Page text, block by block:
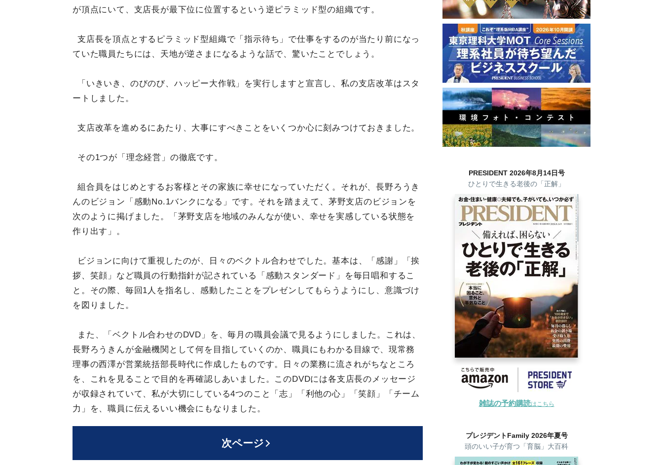
が頂点にいて、支店長が最下位に位置するという逆ピラミッド型の組織です。
支店長を頂点とするピラミッド型組織で「指示待ち」で仕事をするのが当たり前になっ
ていた職員たちには、天地が逆さまになるような話で、驚いたことでしょう。
「いきいき、のびのび、ハッピー大作戦」を実行しますと宣言し、私の支店改革はスタ
ートしました。
支店改革を進めるにあたり、大事にすべきことをいくつか心に刻みつけておきました。
その1つが「理念経営」の徹底です。
組合員をはじめとするお客様とその家族に幸せになっていただく。それが、長野ろうき
んのビジョン「感動No.1バンクになる」です。それを踏まえて、茅野支店のビジョンを
次のように掲げました。「茅野支店を地域のみんなが使い、幸せを実感している状態を
作り出す」。
ビジョンに向けて重視したのが、日々のベクトル合わせでした。基本は、「感謝」「挨
拶、笑顔」など職員の行動指針が記されている「感動スタンダード」を毎日唱和するこ
と。その際、毎回1人を指名し、感動したことをプレゼンしてもらうようにし、意識づけ
を図りました。
また、「ベクトル合わせのDVD」を、毎月の職員会議で見るようにしました。これは、
長野ろうきんが金融機関として何を目指していくのか、職員にもわかる目線で、現常務
理事の西澤が営業統括部長時代に作成したものです。日々の業務に流されがちなところ
を、これを見ることで目的を再確認しあいました。このDVDには各支店長のメッセージ
が収録されていて、私が大切にしている4つのこと「志」「利他の心」「笑顔」「チーム
力」を、職員に伝えるいい機会にもなりました。
次ページ
PRESIDENT 2026年8月14日号
ひとりで生きる老後の「正解」
雑誌の予約購読はこちら
プレジデントFamily 2026年夏号
頭のいい子が育つ「育脳」大百科